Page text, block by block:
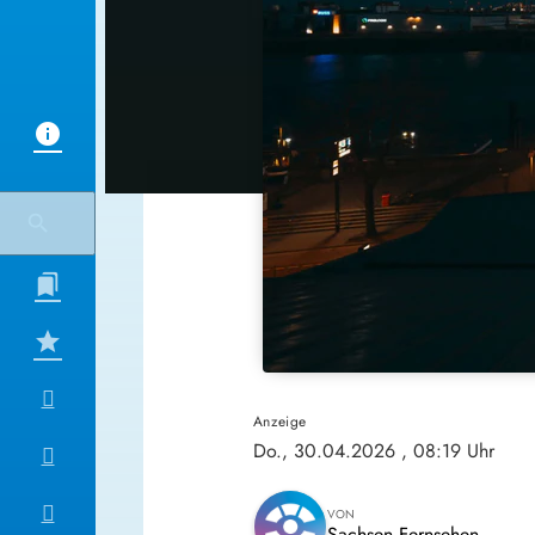
Anzeige
Do., 30.04.2026 , 08:19 Uhr
VON